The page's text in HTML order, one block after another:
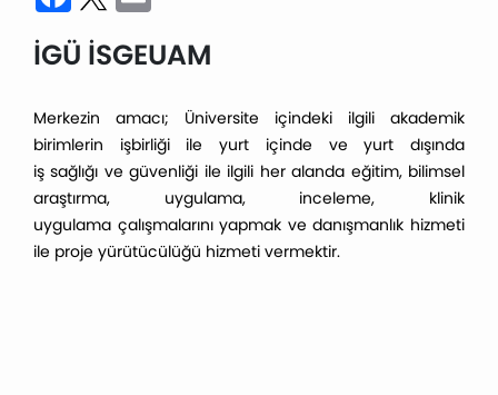
İGÜ İSGEUAM
Merkezin amacı; Üniversite içindeki ilgili akademik
birimlerin işbirliği ile yurt içinde ve yurt dışında
iş sağlığı ve güvenliği ile ilgili her alanda eğitim, bilimsel
araştırma, uygulama, inceleme, klinik
uygulama çalışmalarını yapmak ve danışmanlık hizmeti
ile proje yürütücülüğü hizmeti vermektir.